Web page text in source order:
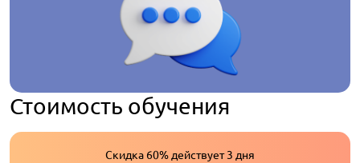
Стоимость обучения
Скидка 60% действует 3 дня